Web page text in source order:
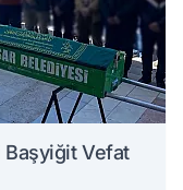
Başyiğit Vefat